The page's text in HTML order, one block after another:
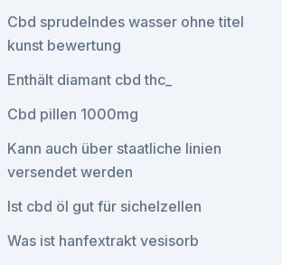
Cbd sprudelndes wasser ohne titel
kunst bewertung
Enthält diamant cbd thc_
Cbd pillen 1000mg
Kann auch über staatliche linien
versendet werden
Ist cbd öl gut für sichelzellen
Was ist hanfextrakt vesisorb